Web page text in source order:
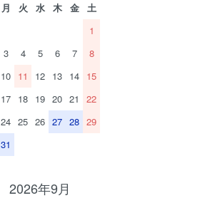
月 火 水 木 金
土
1
3 4 5 6 7
8
10 11 12 13 14 15
17 18 19 20 21
22
24 25 26 27 28 29
31
2026年9月